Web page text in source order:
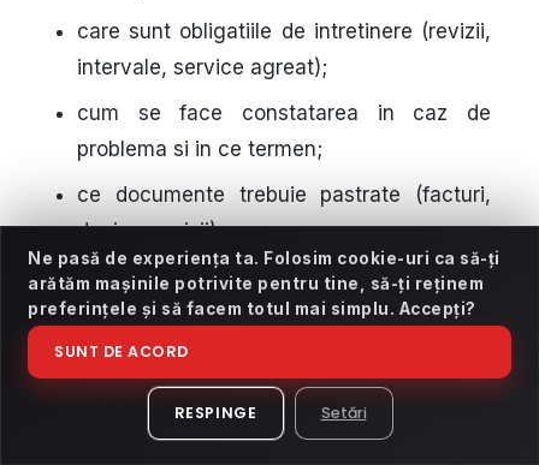
care sunt obligatiile de intretinere (revizii,
intervale, service agreat);
cum se face constatarea in caz de
problema si in ce termen;
ce documente trebuie pastrate (facturi,
devize, revizii).
O garantie e utila cand ai claritate: ce
acopera, cum se aplica, ce trebuie sa faci ca
Ne pasă de experiența ta. Folosim cookie-uri ca să-ți
arătăm mașinile potrivite pentru tine, să-ți reținem
preferințele și să facem totul mai simplu. Accepți?
SUNT DE ACORD
RESPINGE Setări